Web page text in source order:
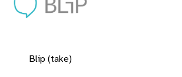
Blip (take)